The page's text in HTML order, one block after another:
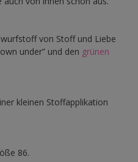
von Stoff und Liebe
under” und den grünen
kleinen Stoffapplikation
86.